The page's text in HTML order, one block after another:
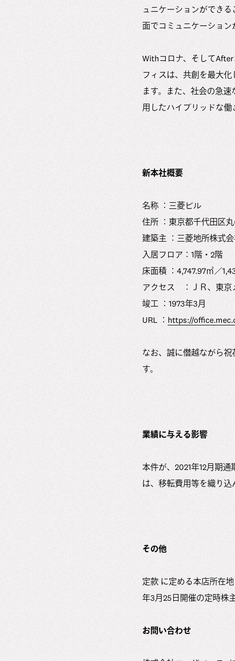
ュニケーションができ
面でコミュニケーション
Withコロナ、そして
フィスは、共創を最大
ます。また、社会の急
用したハイブリッドな働
新本社概要
名称 ：三菱ビル
住所 ：東京都千代田区
建築主 ：三菱地所株式
入居フロア：1階・2階
床面積 ：4,747.97㎡／
アクセス ：ＪＲ、東京
竣工 ：1973年3月
URL ： https://
なお、誠に僭越ながら
す。
業績に与える影響
本件が、2021年12月期
は、移転費用等を織り込
その他
定款 に定める本店所在
年3月25日開催の定時株
お問い合わせ